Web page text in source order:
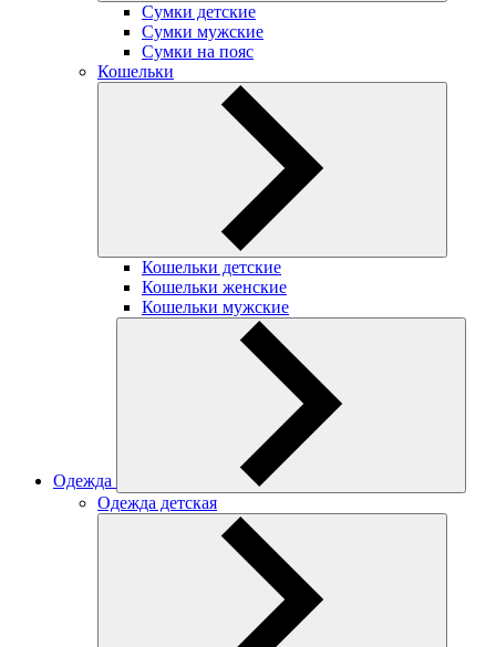
Сумки детские
Сумки мужские
Сумки на пояс
Кошельки
Кошельки детские
Кошельки женские
Кошельки мужские
Одежда
Одежда детская